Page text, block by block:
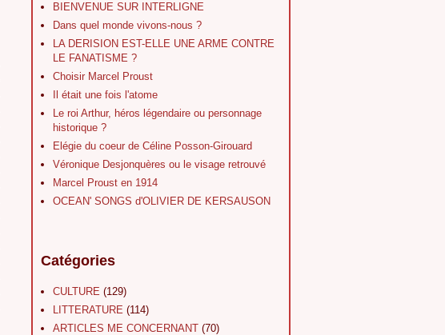
BIENVENUE SUR INTERLIGNE
Dans quel monde vivons-nous ?
LA DERISION EST-ELLE UNE ARME CONTRE
LE FANATISME ?
Choisir Marcel Proust
Il était une fois l'atome
Le roi Arthur, héros légendaire ou personnage
historique ?
Elégie du coeur de Céline Posson-Girouard
Véronique Desjonquères ou le visage retrouvé
Marcel Proust en 1914
OCEAN' SONGS d'OLIVIER DE KERSAUSON
Catégories
CULTURE (129)
LITTERATURE (114)
ARTICLES ME CONCERNANT (70)